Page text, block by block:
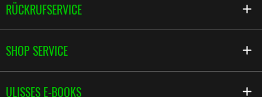
RÜCKRUFSERVICE
SHOP SERVICE
ULISSES E-BOOKS